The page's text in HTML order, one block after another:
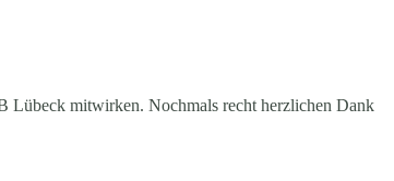
Lübeck mitwirken. Nochmals recht herzlichen Dank